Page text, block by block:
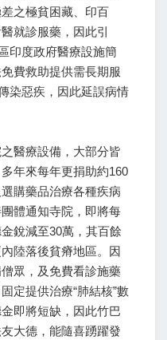
之極貧困藏、印百
就診服藥，因此引
印度政府醫療設施簡
費救助提供需長期服
染惡疾，因此延誤病情
醫療設備，大部分皆
年來每年更捐助約160
購藥品治療各種疾病
體通知寺院，即將每
銳減至30萬，其百餘
陸落後貧瘠地區。因
眾，及免費看診施藥
定提供治療“肺結核”數
即將短缺，因此竹巴
大德，能隨喜踴躍發